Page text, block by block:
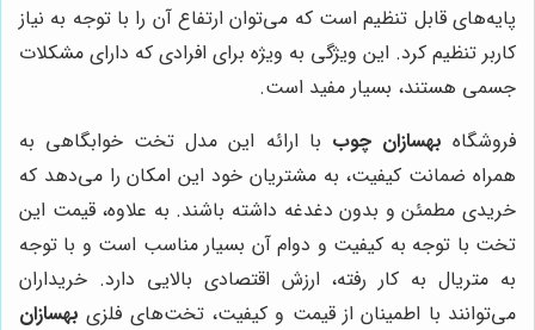
پایه‌های قابل تنظیم است که می‌توان ارتفاع آن را با توجه به نیاز
کاربر تنظیم کرد. این ویژگی به ویژه برای افرادی که دارای مشکلات
جسمی هستند، بسیار مفید است.
فروشگاه بهسازان چوب با ارائه این مدل تخت خوابگاهی به
همراه ضمانت کیفیت، به مشتریان خود این امکان را می‌دهد که
خریدی مطمئن و بدون دغدغه داشته باشند. به علاوه، قیمت این
تخت با توجه به کیفیت و دوام آن بسیار مناسب است و با توجه
به متریال به کار رفته، ارزش اقتصادی بالایی دارد. خریداران
می‌توانند با اطمینان از قیمت و کیفیت، تخت‌های فلزی بهسازان